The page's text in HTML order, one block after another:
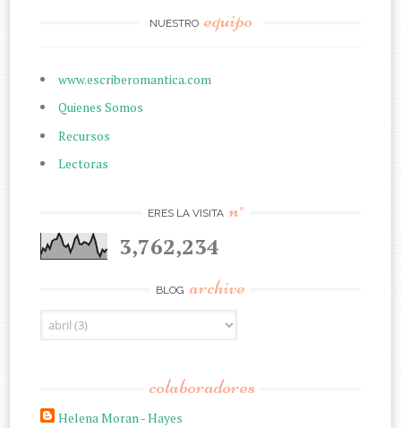
NUESTRO equipo
www.escriberomantica.com
Quienes Somos
Recursos
Lectoras
ERES LA VISITA n°
3,762,234
BLOG archive
colaboradores
Helena Moran - Hayes